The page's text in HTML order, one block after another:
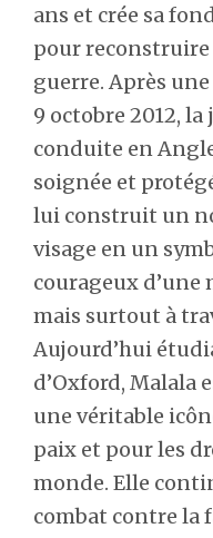
ans et crée sa
pour reconstruire
guerre. Après
9 octobre 2012,
conduite en
soignée et
lui construit un
visage en un
courageux
mais surtout à
Aujourd’hui
d’Oxford, Malala
une véritable
paix et pour les
monde. Elle
combat contre la